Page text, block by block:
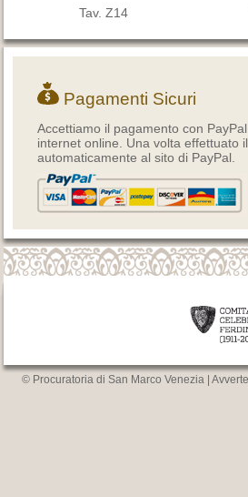
Tav. Z14
Pagamenti Sicuri
Accettiamo il pagamento con
internet online. Una volta effettuato
automaticamente al sito di PayPal.
© Procuratoria di San Marco Venezia |